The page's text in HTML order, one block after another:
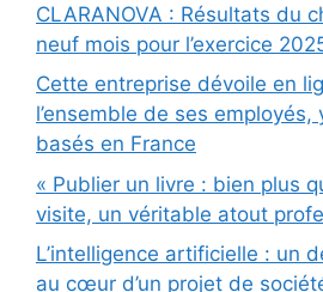
CLARANOVA : Résultats du
neuf mois pour l’exercice
Cette entreprise dévoile en
l’ensemble de ses employés,
basés en France
« Publier un livre : bien plus
visite, un véritable atout
L’intelligence artificielle : un
au cœur d’un projet de